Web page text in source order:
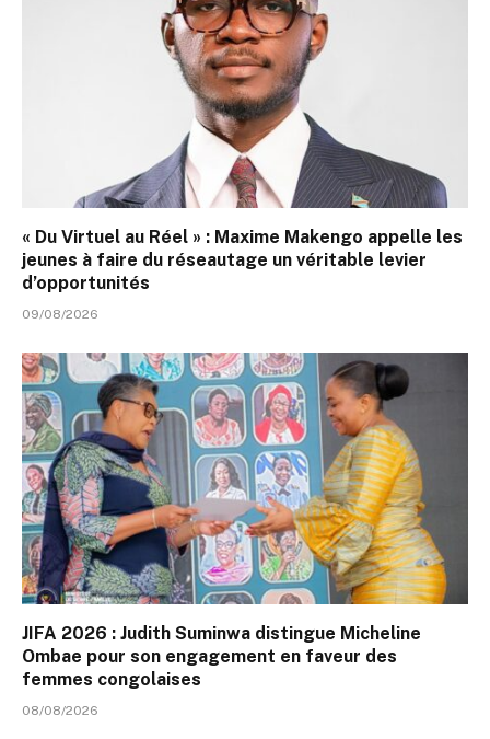
« Du Virtuel au Réel » : Maxime Makengo appelle les
jeunes à faire du réseautage un véritable levier
d’opportunités
09/08/2026
JIFA 2026 : Judith Suminwa distingue Micheline
Ombae pour son engagement en faveur des
femmes congolaises
08/08/2026